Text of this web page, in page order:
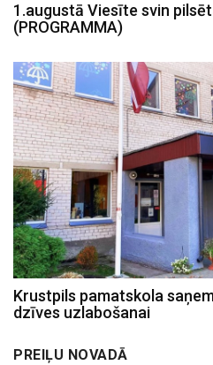
1.augustā Viesīte svin
(PROGRAMMA)
Krustpils pamatskola
dzīves uzlabošanai
PREIĻU NOVADĀ